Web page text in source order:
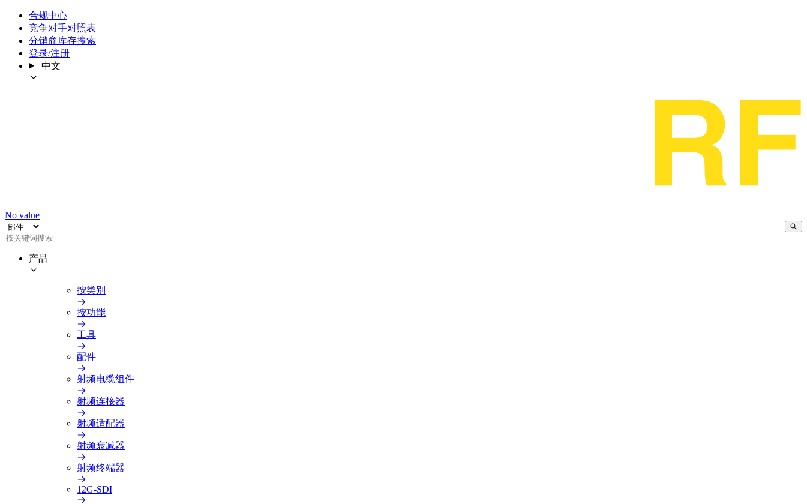
合规中心
竞争对手对照表
分销商库存搜索
登录/注册
中文
No value
产品
按类别
按功能
工具
配件
射频电缆组件
射频连接器
射频适配器
射频衰减器
射频终端器
12G-SDI